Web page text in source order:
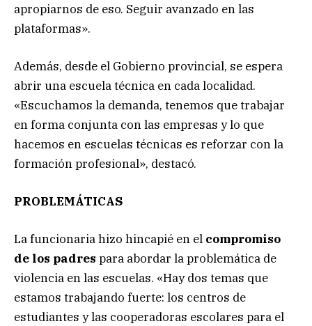
apropiarnos de eso. Seguir avanzado en las
plataformas».
Además, desde el Gobierno provincial, se espera
abrir una escuela técnica en cada localidad.
«Escuchamos la demanda, tenemos que trabajar
en forma conjunta con las empresas y lo que
hacemos en escuelas técnicas es reforzar con la
formación profesional», destacó.
PROBLEMÁTICAS
La funcionaria hizo hincapié en el compromiso
de los padres para abordar la problemática de
violencia en las escuelas. «Hay dos temas que
estamos trabajando fuerte: los centros de
estudiantes y las cooperadoras escolares para el